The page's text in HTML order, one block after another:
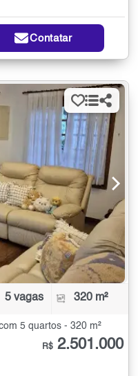
Contatar
5 vagas 320 m²
5 quartos - 320 m²
R$ 2.501.000